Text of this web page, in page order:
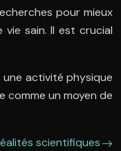
pour mieux
sain. Il est crucial
activité physique
comme un moyen de
scientifiques